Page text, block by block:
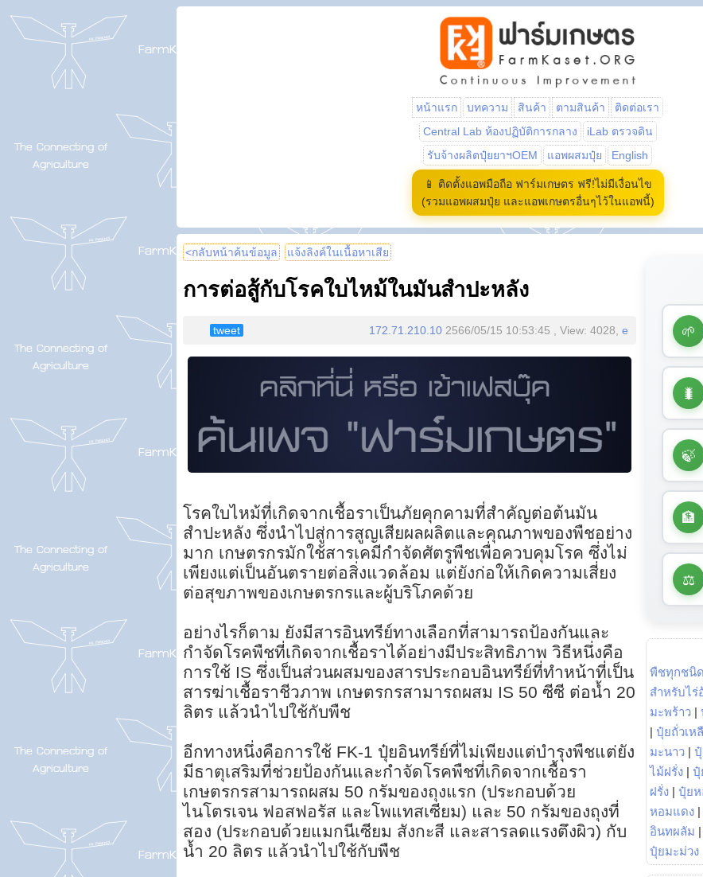
หน้าแรก บทความ สินค้า ตามสินค้า
ติดต่อเรา
Central Lab ห้องปฏิบัติการกลาง
iLab ตรวจดิน
รับจ้างผลิตปุ๋ยยาฯOEM
แอพผสมปุ๋ย English
📱 ติดตั้งแอพมือถือ ฟาร์มเกษตร ฟรี!ไม่มีเงื่อนไข
(รวมแอพผสมปุ๋ย และแอพเกษตรอื่นๆไว้ในแอพนี้)
<กลับหน้าค้นข้อมูล แจ้งลิงค์ในเนื้อหาเสีย
การต่อสู้กับโรคใบไหม้ในมันสำปะหลัง
tweet 172.71.210.10 2566/05/15 10:53:45 , View: 4028, e
โรคใบไหม้ที่เกิดจากเชื้อราเป็นภัยคุกคามที่สำคัญต่อต้นมัน
สำปะหลัง ซึ่งนำไปสู่การสูญเสียผลผลิตและคุณภาพของพืชอย่าง
มาก เกษตรกรมักใช้สารเคมีกำจัดศัตรูพืชเพื่อควบคุมโรค ซึ่งไม่
เพียงแต่เป็นอันตรายต่อสิ่งแวดล้อม แต่ยังก่อให้เกิดความเสี่ยง
ต่อสุขภาพของเกษตรกรและผู้บริโภคด้วย
อย่างไรก็ตาม ยังมีสารอินทรีย์ทางเลือกที่สามารถป้องกันและ
กำจัดโรคพืชที่เกิดจากเชื้อราได้อย่างมีประสิทธิภาพ วิธีหนึ่งคือ
การใช้ IS ซึ่งเป็นส่วนผสมของสารประกอบอินทรีย์ที่ทำหน้าที่เป็น
สารฆ่าเชื้อราชีวภาพ เกษตรกรสามารถผสม IS 50 ซีซี ต่อน้ำ 20
ลิตร แล้วนำไปใช้กับพืช
อีกทางหนึ่งคือการใช้ FK-1 ปุ๋ยอินทรีย์ที่ไม่เพียงแต่บำรุงพืชแต่ยัง
มีธาตุเสริมที่ช่วยป้องกันและกำจัดโรคพืชที่เกิดจากเชื้อรา
เกษตรกรสามารถผสม 50 กรัมของถุงแรก (ประกอบด้วย
ไนโตรเจน ฟอสฟอรัส และโพแทสเซียม) และ 50 กรัมของถุงที่
สอง (ประกอบด้วยแมกนีเซียม สังกะสี และสารลดแรงตึงผิว) กับ
น้ำ 20 ลิตร แล้วนำไปใช้กับพืช
🌱
🐛
🍃
🏦
⚖️
พืชทุกชนิด
สำหรับไร่
มะพร้าว |
| ปุ๋ยถั่วเห
มะนาว |
ไม้ฝรั่ง | ปุ๋
ฝรั่ง | ปุ๋ย
หอมแดง |
อินทผลัม |
ปุ๋ยมะม่วง